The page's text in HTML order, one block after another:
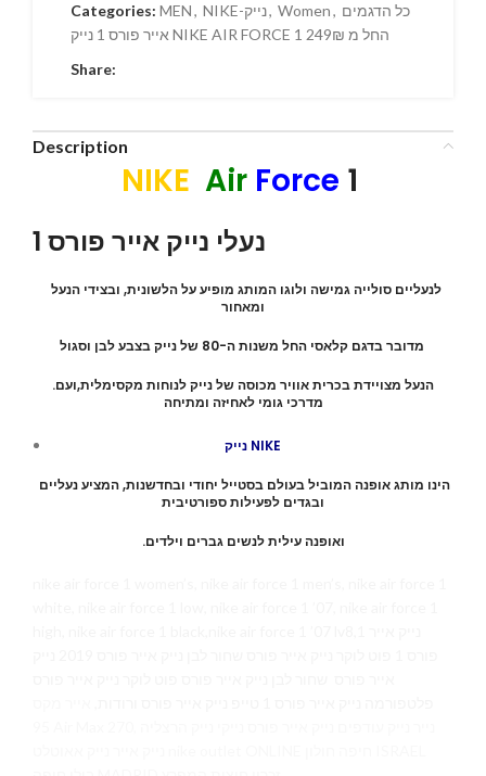
Categories: MEN, NIKE-נייק, Women, כל הדגמים
אייר פורס 1 נייק NIKE AIR FORCE 1 החל מ 249₪
Share:
Description
NIKE Air Force 1
ומאחור
.הנעל מצויידת בכרית אוויר מכוסה של נייק לנוחות מקסימלית,ועם
מדרכי גומי לאחיזה ומתיחה
נייק NIKE
ובגדים לפעילות ספורטיבית
.ואופנה עילית לנשים גברים וילדים